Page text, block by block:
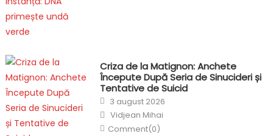
Criza de la Matignon: Anchete
Începute După Seria de Sinucideri și
Tentative de Suicid
Posted
on
3 august 2026
Author
Vidjean Mihai
Comment(0)